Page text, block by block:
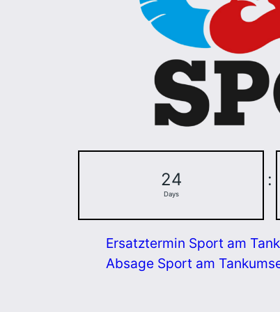
24
Days
:
Ersatztermin Sport am
Absage Sport am